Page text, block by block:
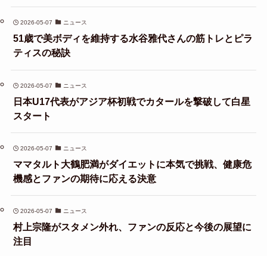
2026-05-07 ニュース
51歳で美ボディを維持する水谷雅代さんの筋トレとピラ
ティスの秘訣
2026-05-07 ニュース
日本U17代表がアジア杯初戦でカタールを撃破して白星
スタート
2026-05-07 ニュース
ママタルト大鶴肥満がダイエットに本気で挑戦、健康危
機感とファンの期待に応える決意
2026-05-07 ニュース
村上宗隆がスタメン外れ、ファンの反応と今後の展望に
注目